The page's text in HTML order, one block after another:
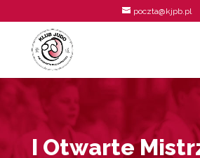
poczta@kjpb.pl
I Otwarte